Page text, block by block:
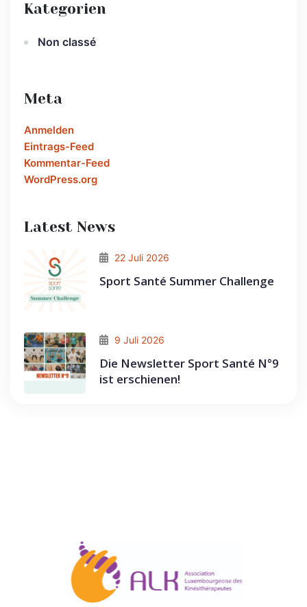
Kategorien
Non classé
Meta
Anmelden
Eintrags-Feed
Kommentar-Feed
WordPress.org
Latest News
22 Juli 2026
Sport Santé Summer Challenge
9 Juli 2026
Die Newsletter Sport Santé N°9
ist erschienen!